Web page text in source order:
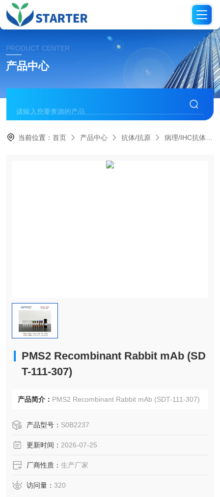
PRODUCT CENTER
产品中心
当前位置：首页 产品中心 抗体/抗原 病理/IHC抗体
PMS2 Recombinant Rabbit mAb (SD
T-111-307)
产品简介： PMS2 Recombinant Rabbit mAb (SDT-111-307)
产品型号： S0B2237
更新时间： 2026-07-25
厂商性质： 生产厂家
访问量： 320